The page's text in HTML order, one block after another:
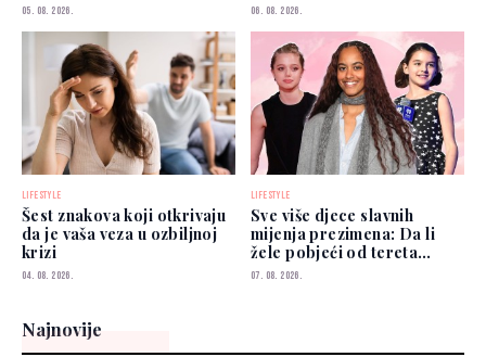
05. 08. 2026. 06. 08. 2026.
LIFESTYLE
Šest znakova koji otkrivaju
da je vaša veza u ozbiljnoj
krizi
04. 08. 2026.
LIFESTYLE
Sve više djece slavnih
mijenja prezimena: Da li
žele pobjeći od tereta
poznatih roditelja?
07. 08. 2026.
Najnovije